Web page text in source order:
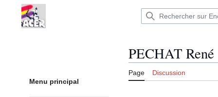
contenu
Encyclopédie : Brigades
Menu principal
PECHAT René
Page Discussion